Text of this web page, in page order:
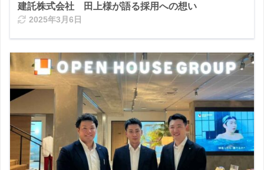
建託株式会社 田上様が語る採用への想い
2025年3月6日